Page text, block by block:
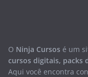
O Ninja Cursos é um
cursos digitais, packs
Aqui você encontra